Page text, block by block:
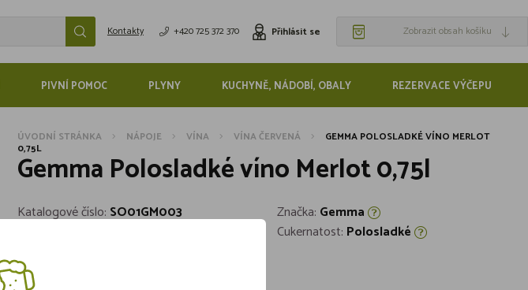
Kontakty +420 725 372 370 Přihlásit se Zobrazit obsah košíku
PIVNÍ POMOC PLYNY KUCHYNĚ, NÁDOBÍ, OBALY REZERVACE VÝČEPU
ÚVODNÍ STRÁNKA NÁPOJE VÍNA VÍNA ČERVENÁ GEMMA POLOSLADKÉ VÍNO MERLOT
0,75L
Gemma Polosladké víno Merlot 0,75l
Katalogové číslo: SO01GM003 Značka: Gemma
Cukernatost: Polosladké